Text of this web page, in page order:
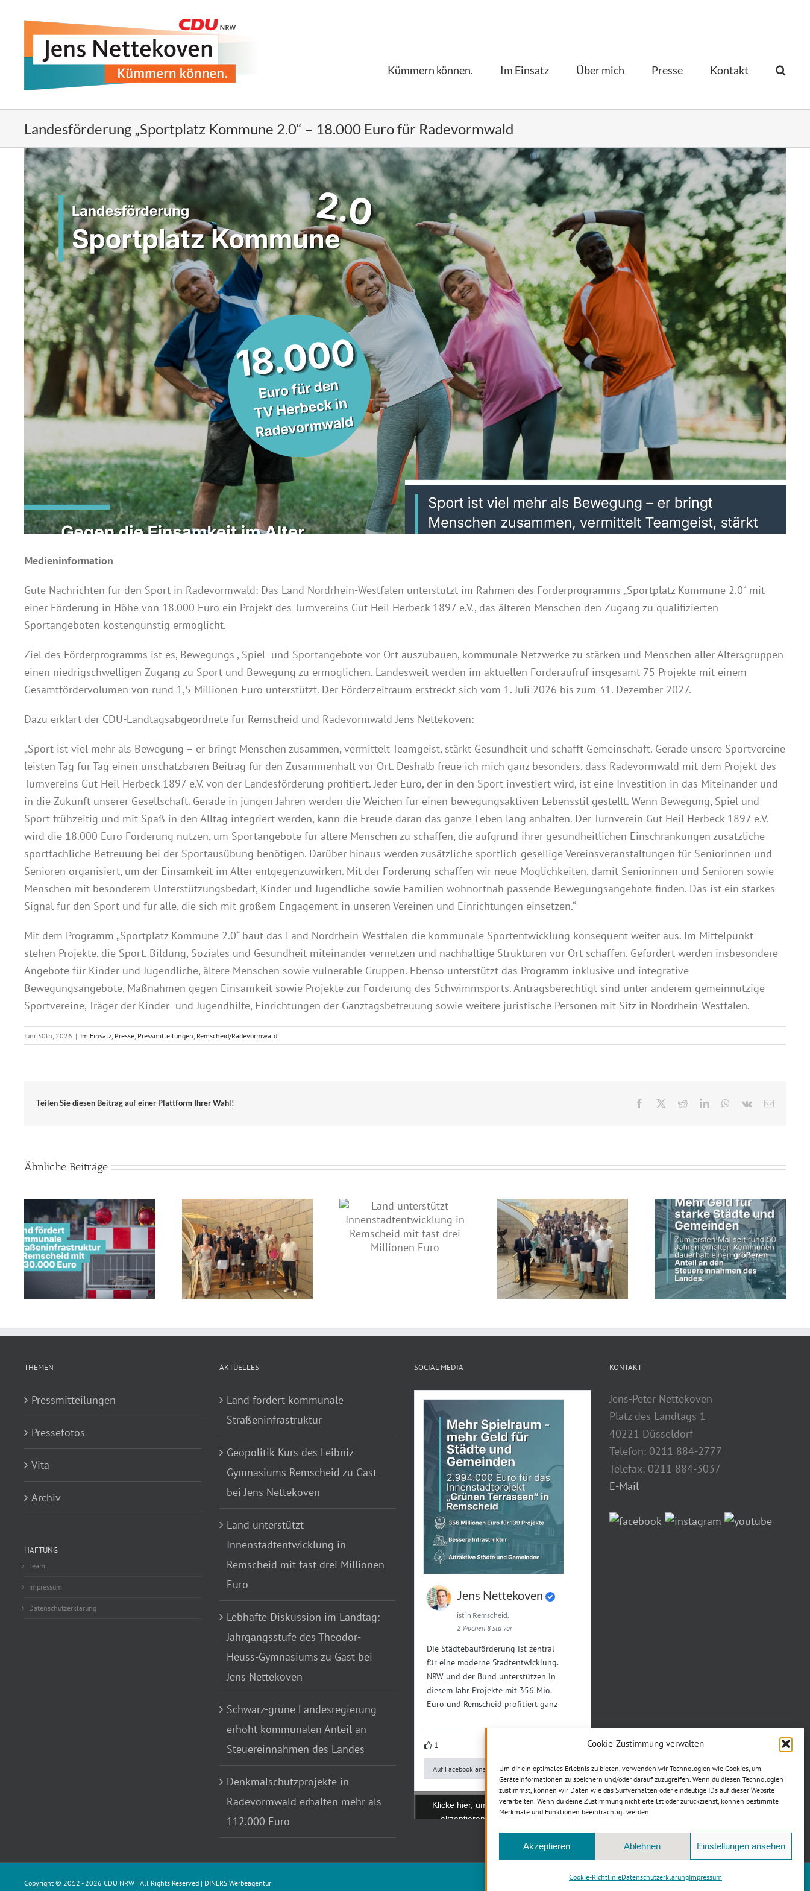
Cookie-Zustimmung verwalten
Um dir ein optimales Erlebnis zu bieten, verwenden wir Technologien wie Cookies, um
Geräteinformationen zu speichern und/oder darauf zuzugreifen. Wenn du diesen Technologien
zustimmst, können wir Daten wie das Surfverhalten oder eindeutige IDs auf dieser Website
verarbeiten. Wenn du deine Zustimmung nicht erteilst oder zurückziehst, können bestimmte
Merkmale und Funktionen beeinträchtigt werden.
Akzeptieren Ablehnen Einstellungen ansehen
Cookie-RichtlinieDatenschutzerklärungImpressum
Kümmern können. Im Einsatz Über mich Presse Kontakt­
Landesförderung „Sportplatz Kommune 2.0“ – 18.000 Euro für Radevormwald
Zeige
grösseres
Bild
Medieninformation
Gute Nachrichten für den Sport in Radevormwald: Das Land Nordrhein-Westfalen unterstützt im Rahmen des Förderprogramms „Sportplatz Kommune 2.0“ mit
einer Förderung in Höhe von 18.000 Euro ein Projekt des Turnvereins Gut Heil Herbeck 1897 e.V., das älteren Menschen den Zugang zu qualifizierten
Sportangeboten kostengünstig ermöglicht.
Ziel des Förderprogramms ist es, Bewegungs-, Spiel- und Sportangebote vor Ort auszubauen, kommunale Netzwerke zu stärken und Menschen aller Altersgruppen
einen niedrigschwelligen Zugang zu Sport und Bewegung zu ermöglichen. Landesweit werden im aktuellen Förderaufruf insgesamt 75 Projekte mit einem
Gesamtfördervolumen von rund 1,5 Millionen Euro unterstützt. Der Förderzeitraum erstreckt sich vom 1. Juli 2026 bis zum 31. Dezember 2027.
Dazu erklärt der CDU-Landtagsabgeordnete für Remscheid und Radevormwald Jens Nettekoven:
„Sport ist viel mehr als Bewegung – er bringt Menschen zusammen, vermittelt Teamgeist, stärkt Gesundheit und schafft Gemeinschaft. Gerade unsere Sportvereine
leisten Tag für Tag einen unschätzbaren Beitrag für den Zusammenhalt vor Ort. Deshalb freue ich mich ganz besonders, dass Radevormwald mit dem Projekt des
Turnvereins Gut Heil Herbeck 1897 e.V. von der Landesförderung profitiert. Jeder Euro, der in den Sport investiert wird, ist eine Investition in das Miteinander und
in die Zukunft unserer Gesellschaft. Gerade in jungen Jahren werden die Weichen für einen bewegungsaktiven Lebensstil gestellt. Wenn Bewegung, Spiel und
Sport frühzeitig und mit Spaß in den Alltag integriert werden, kann die Freude daran das ganze Leben lang anhalten. Der Turnverein Gut Heil Herbeck 1897 e.V.
wird die 18.000 Euro Förderung nutzen, um Sportangebote für ältere Menschen zu schaffen, die aufgrund ihrer gesundheitlichen Einschränkungen zusätzliche
sportfachliche Betreuung bei der Sportausübung benötigen. Darüber hinaus werden zusätzliche sportlich-gesellige Vereinsveranstaltungen für Seniorinnen und
Senioren organisiert, um der Einsamkeit im Alter entgegenzuwirken. Mit der Förderung schaffen wir neue Möglichkeiten, damit Seniorinnen und Senioren sowie
Menschen mit besonderem Unterstützungsbedarf, Kinder und Jugendliche sowie Familien wohnortnah passende Bewegungsangebote finden. Das ist ein starkes
Signal für den Sport und für alle, die sich mit großem Engagement in unseren Vereinen und Einrichtungen einsetzen.“
Mit dem Programm „Sportplatz Kommune 2.0“ baut das Land Nordrhein-Westfalen die kommunale Sportentwicklung konsequent weiter aus. Im Mittelpunkt
stehen Projekte, die Sport, Bildung, Soziales und Gesundheit miteinander vernetzen und nachhaltige Strukturen vor Ort schaffen. Gefördert werden insbesondere
Angebote für Kinder und Jugendliche, ältere Menschen sowie vulnerable Gruppen. Ebenso unterstützt das Programm inklusive und integrative
Bewegungsangebote, Maßnahmen gegen Einsamkeit sowie Projekte zur Förderung des Schwimmsports. Antragsberechtigt sind unter anderem gemeinnützige
Sportvereine, Träger der Kinder- und Jugendhilfe, Einrichtungen der Ganztagsbetreuung sowie weitere juristische Personen mit Sitz in Nordrhein-Westfalen.
Juni 30th, 2026 | Im Einsatz, Presse, Pressmitteilungen, Remscheid/Radevormwald
Teilen Sie diesen Beitrag auf einer Plattform Ihrer Wahl! Facebook RedditLinkedInWhatsApp
Vk
E-
Ähnliche Beiträge
Geopolitik-Kurs des Leibniz-
Gymnasiums Remscheid zu
Gast bei Jens Nettekoven
Land unterstützt
Innenstadtentwicklung in
Remscheid mit fast drei
Millionen Euro
Lebhafte Diskussion im
Schwarz-grüne
Landesregierung erhöht
kommunalen Anteil an
Steuereinnahmen des Landes
Land fördert kommunale
Straßeninfrastruktur
THEMEN
Pressmitteilungen
Pressefotos
Vita
Archiv
HAFTUNG
Team
Impressum
Datenschutzerklärung
AKTUELLES
Land fördert kommunale
Straßeninfrastruktur
Geopolitik-Kurs des Leibniz-
Gymnasiums Remscheid zu Gast
bei Jens Nettekoven
Land unterstützt
Innenstadtentwicklung in
Remscheid mit fast drei Millionen
Euro
Lebhafte Diskussion im Landtag:
Jahrgangsstufe des Theodor-
Heuss-Gymnasiums zu Gast bei
Jens Nettekoven
Schwarz-grüne Landesregierung
erhöht kommunalen Anteil an
Steuereinnahmen des Landes
Denkmalschutzprojekte in
Radevormwald erhalten mehr als
112.000 Euro
SOCIAL MEDIA
Jens Nettekoven
ist in Remscheid.
2 Wochen 8 std vor
Die Städtebauförderung ist zentral
für eine moderne Stadtentwicklung.
NRW und der Bund unterstützen in
diesem Jahr Projekte mit 356 Mio.
Euro und Remscheid profitiert ganz
1
Auf Facebook ansehen Teilen
Klicke hier, um Marketing-Cookies zu
akzeptieren und diesen Inhalt zu
aktivieren
KONTAKT
Jens-Peter Nettekoven
Platz des Landtags 1
40221 Düsseldorf
Telefon: 0211 884-2777
Telefax: 0211 884-3037
E-Mail
Copyright © 2012 - 2026 CDU NRW | All Rights Reserved | DINERS Werbeagentur